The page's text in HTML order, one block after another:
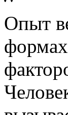
Опыт